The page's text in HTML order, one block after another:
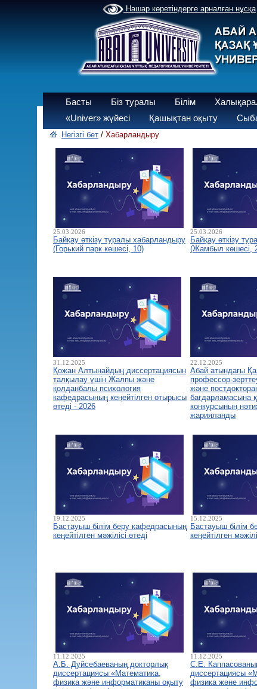
Нашар көретіндерге арналған нұсқа
Басты Біз туралы Білім
«Univer» жүйесі
Қашықтан оқыту
Негізгі бет / Хабарландыру
25.03.2026
Байқау өткізу туралы хабарландыру
(Горький парк көшесі, 10)
25.03.2026
Байқау өткізу
(Жамбыл көшесі,
31.12.2025
Қожан Алтынайдың диссертациясын
талқылау үшін Жалпы және
қолданбалы психология
кафедрасының кеңейтілген отырысы
өтеді - 2026
22.12.2025
Абай атындағы
профессор-
және
бағдарламасына
конкурсының
жарияланды
19.12.2025
Бастауыш білім беру кафедрасының
кеңейтілген мәжілісі өтеді
15.12.2025
Бастауыш білім
кеңейтілген
11.12.2025
А.Б. Дуйсебаеваның докторлық
диссертациясы «Математика,
физика және информатиканы оқыту
11.12.2025
С.Е.
диссертациясы
физика және